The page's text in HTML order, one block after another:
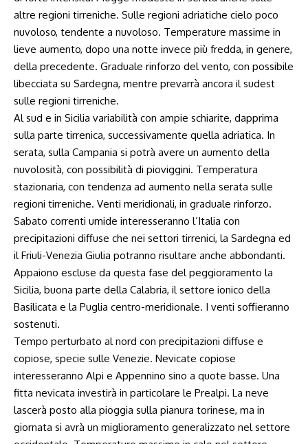
altre regioni tirreniche. Sulle regioni adriatiche cielo poco
nuvoloso, tendente a nuvoloso. Temperature massime in
lieve aumento, dopo una notte invece più fredda, in genere,
della precedente. Graduale rinforzo del vento, con possibile
libecciata su Sardegna, mentre prevarrà ancora il sudest
sulle regioni tirreniche.
Al sud e in Sicilia variabilità con ampie schiarite, dapprima
sulla parte tirrenica, successivamente quella adriatica. In
serata, sulla Campania si potrà avere un aumento della
nuvolosità, con possibilità di pioviggini. Temperatura
stazionaria, con tendenza ad aumento nella serata sulle
regioni tirreniche. Venti meridionali, in graduale rinforzo.
Sabato correnti umide interesseranno l’Italia con
precipitazioni diffuse che nei settori tirrenici, la Sardegna ed
il Friuli-Venezia Giulia potranno risultare anche abbondanti.
Appaiono escluse da questa fase del peggioramento la
Sicilia, buona parte della Calabria, il settore ionico della
Basilicata e la Puglia centro-meridionale. I venti soffieranno
sostenuti.
Tempo perturbato al nord con precipitazioni diffuse e
copiose, specie sulle Venezie. Nevicate copiose
interesseranno Alpi e Appennino sino a quote basse. Una
fitta nevicata investirà in particolare le Prealpi. La neve
lascerà posto alla pioggia sulla pianura torinese, ma in
giornata si avrà un miglioramento generalizzato nel settore